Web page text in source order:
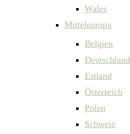
Wales
Mitteleuropa
Belgien
Deutschland
Estland
Österreich
Polen
Schweiz